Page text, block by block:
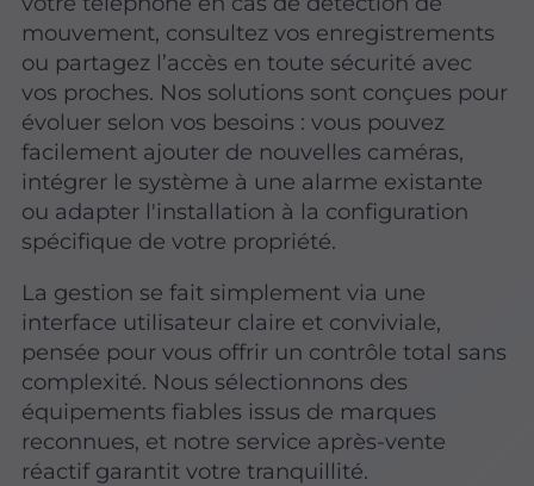
mouvement, consultez vos enregistrements
ou partagez l’accès en toute sécurité avec
vos proches. Nos solutions sont conçues pour
évoluer selon vos besoins : vous pouvez
facilement ajouter de nouvelles caméras,
intégrer le système à une alarme existante
ou adapter l'installation à la configuration
spécifique de votre propriété.
La gestion se fait simplement via une
interface utilisateur claire et conviviale,
pensée pour vous offrir un contrôle total sans
complexité. Nous sélectionnons des
équipements fiables issus de marques
reconnues, et notre service après-vente
réactif garantit votre tranquillité.